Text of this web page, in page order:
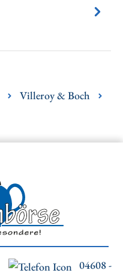
Villeroy & Boch
04608 -